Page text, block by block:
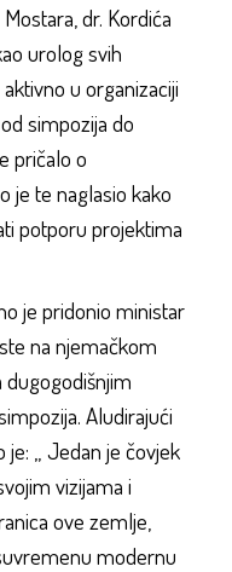
dr. Kordića
urolog svih
u organizaciji
simpozija do
pričalo o
je te naglasio kako
potporu projektima
je pridonio ministar
na njemačkom
dugogodišnjim
Aludirajući
je: „ Jedan je čovjek
vizijama i
ove zemlje,
modernu